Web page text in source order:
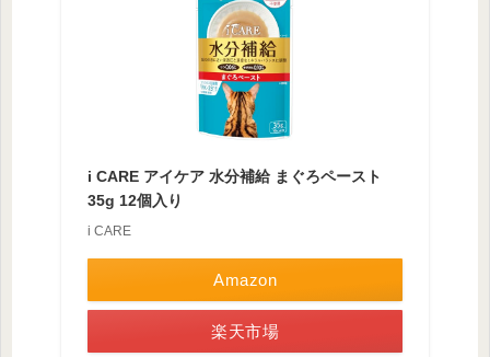
i CARE アイケア 水分補給 まぐろペースト
35g 12個入り
i CARE
Amazon
楽天市場